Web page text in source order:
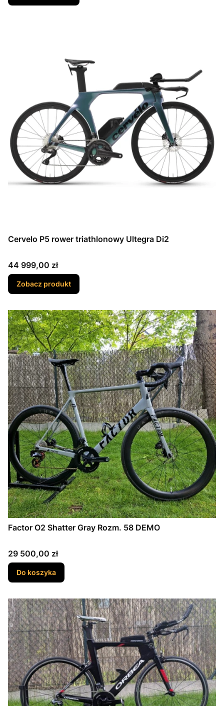
Cervelo P5 rower triathlonowy Ultegra Di2
Cena
44 999,00 zł
Zobacz produkt
Factor O2 Shatter Gray Rozm. 58 DEMO
Cena
29 500,00 zł
Do koszyka